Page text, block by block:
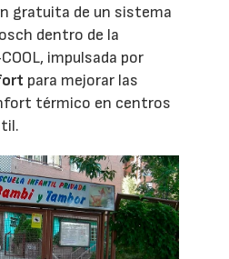
gratuita de un sistema
dentro de la
impulsada por
para mejorar las
térmico en centros